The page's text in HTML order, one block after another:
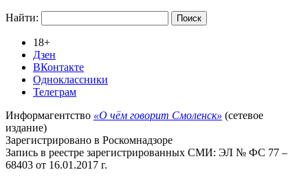
Найти:
18+
Дзен
ВКонтакте
Одноклассники
Телеграм
Информагентство «О чём говорит Смоленск» (сетевое
издание)
Зарегистрировано в Роскомнадзоре
Запись в реестре зарегистрированных СМИ: ЭЛ № ФС 77 –
68403 от 16.01.2017 г.